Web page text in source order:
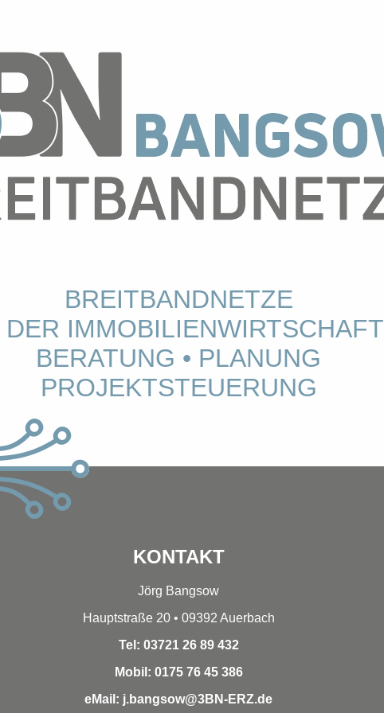
BREITBANDNETZE
DER IMMOBILIENWIRTSCHAFT
BERATUNG • PLANUNG
PROJEKTSTEUERUNG
KONTAKT
Jörg Bangsow
Hauptstraße 20 • 09392 Auerbach
Tel: 03721 26 89 432
Mobil: 0175 76 45 386
eMail: j.bangsow@3BN-ERZ.de